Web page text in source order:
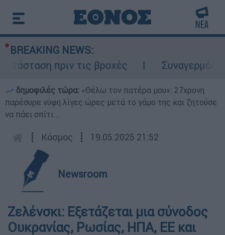
BREAKING NEWS:
πριν τις βροχές
Συναγερμός
δημοφιλές τώρα: «Θέλω τον πατέρα μου»: 27χρονη
παρέσυρε νύφη λίγες ώρες μετά το γάμο της και ζητούσε
να πάει σπίτι...
┋ Κόσμος ┋ 19.05.2025 21:52
Newsroom
Ζελένσκι: Εξετάζεται μια σύνοδος
Ουκρανίας, Ρωσίας, ΗΠΑ, ΕΕ και